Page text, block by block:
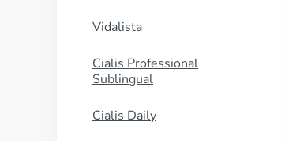
Vidalista
Cialis Professional
Sublingual
Cialis Daily